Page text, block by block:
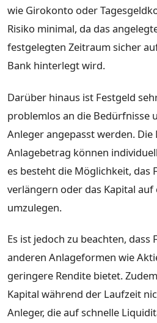
wie Girokonto oder
Risiko minimal, da das
festgelegten Zeitraum sicher
Bank hinterlegt wird.
Darüber hinaus ist Festgeld
problemlos an die Bedürfnisse
Anleger angepasst werden.
Anlagebetrag können
es besteht die Möglichkeit, das
verlängern oder das Kapital auf
umzulegen.
Es ist jedoch zu beachten, dass
anderen Anlageformen wie
geringere Rendite bietet.
Kapital während der Laufzeit
Anleger, die auf schnelle